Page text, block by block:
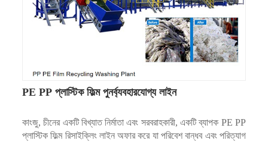
PE PP প্লাস্টিক ফিল্ম পুনর্ব্যবহারযোগ্য লাইন
কাংজু, চীনের একটি বিখ্যাত নির্মাতা এবং সরবরাহকারী, একটি ব্যাপক PE PP
প্লাস্টিক ফিল্ম রিসাইক্লিং লাইন অফার করে যা পরিবেশ বান্ধব এবং পরিত্যাগ